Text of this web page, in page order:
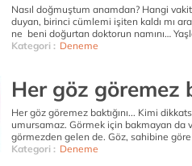
Nasıl doğmuştum anamdan? Hangi
duyan, birinci cümlemi işiten kaldı mı
ne beni doğurtan doktorun namını…
Kategori : Deneme
Her göz göremez
Her göz göremez baktığını... Kimi
umursamaz. Görmek için bakmayan da
görmezden gelen de. Göz, sahibine
Kategori : Deneme